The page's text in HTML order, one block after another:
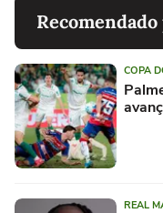
Recomendado
COPA
REAL